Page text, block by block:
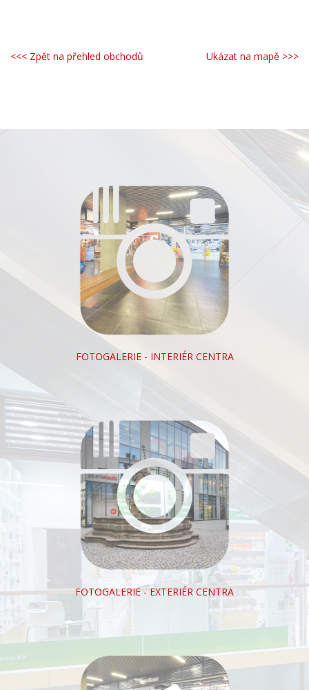
<<< Zpět na přehled obchodů Ukázat na mapě >>>
FOTOGALERIE - INTERIÉR CENTRA
FOTOGALERIE - EXTERIÉR CENTRA